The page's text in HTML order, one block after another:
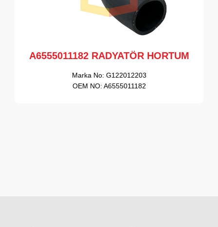
A6555011182 RADYATÖR HORTUM
Marka No: G122012203
OEM NO: A6555011182